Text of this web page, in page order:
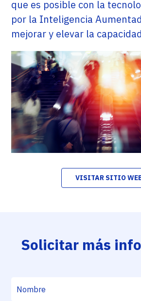
que es posible con la
por la Inteligencia
mejorar y elevar la
VISITAR SITIO
Solicitar más